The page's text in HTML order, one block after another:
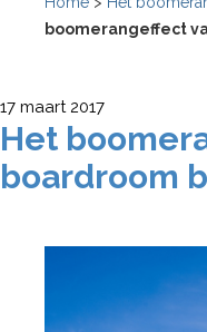
boomerangeffect
17 maart 2017
Het
boardroom